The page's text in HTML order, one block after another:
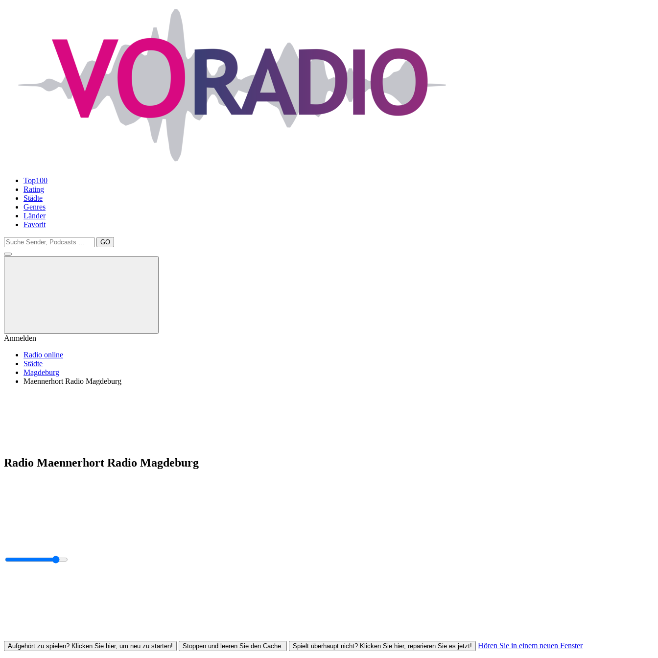
Top100
Rating
Städte
Genres
Länder
Favorit
GO
Anmelden
Radio online
Städte
Magdeburg
Maennerhort Radio Magdeburg
Radio Maennerhort Radio Magdeburg
Aufgehört zu spielen? Klicken Sie hier, um neu zu starten! Stoppen und leeren Sie den Cache. Spielt überhaupt nicht? Klicken Sie hier, reparieren Sie es jetzt! Hören Sie in einem neuen Fenster